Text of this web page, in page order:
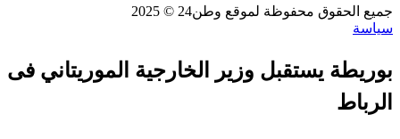
جميع الحقوق محفوظة لموقع وطن24 © 2025
سياسة
بوريطة يستقبل وزير الخارجية الموريتاني فى
الرباط